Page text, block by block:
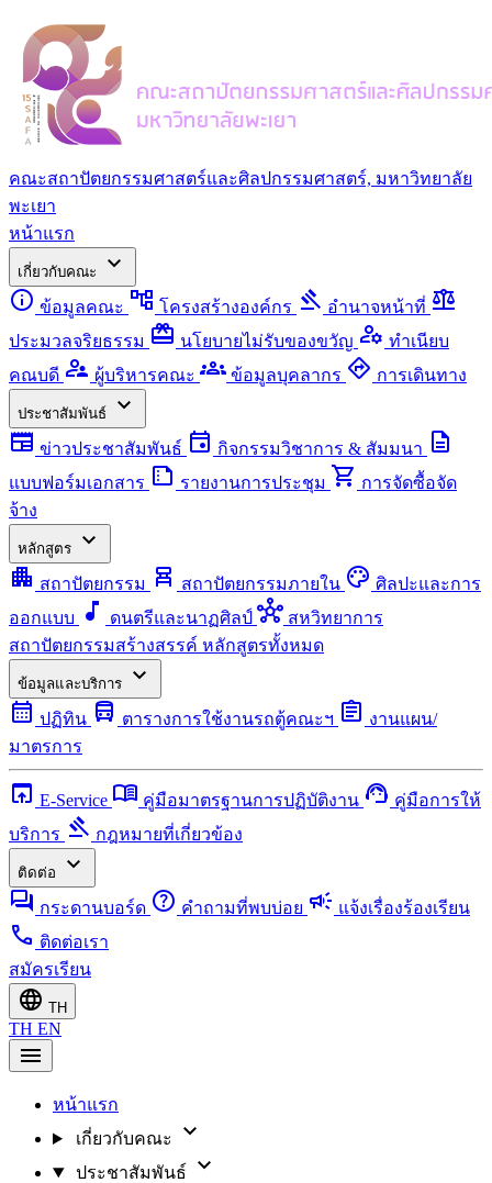
คณะสถาปัตยกรรมศาสตร์และศิลปกรรมศาสตร์, มหาวิทยาลัย
พะเยา
หน้าแรก
เกี่ยวกับคณะ
expand_more
info ข้อมูลคณะ account_tree โครงสร้างองค์กร gavel อำนาจหน้าที่ balance
ประมวลจริยธรรม redeem นโยบายไม่รับของขวัญ manage_accounts ทำเนียบ
คณบดี supervisor_account ผู้บริหารคณะ groups ข้อมูลบุคลากร directions การเดินทาง
ประชาสัมพันธ์
expand_more
newspaper ข่าวประชาสัมพันธ์ event กิจกรรมวิชาการ & สัมมนา description
แบบฟอร์มเอกสาร summarize รายงานการประชุม shopping_cart การจัดซื้อจัด
จ้าง
หลักสูตร
expand_more
apartment สถาปัตยกรรม chair_alt สถาปัตยกรรมภายใน palette ศิลปะและการ
ออกแบบ
music_note ดนตรีและนาฏศิลป์ hub สหวิทยาการ
สถาปัตยกรรมสร้างสรรค์ หลักสูตรทั้งหมด
ข้อมูลและบริการ
expand_more
calendar_month ปฏิทิน directions_bus ตารางการใช้งานรถตู้คณะฯ assignment งานแผน/
มาตรการ
open_in_browser E-Service menu_book คู่มือมาตรฐานการปฏิบัติงาน support_agent คู่มือการให้
บริการ gavel กฎหมายที่เกี่ยวข้อง
ติดต่อ
expand_more
forum กระดานบอร์ด help คำถามที่พบบ่อย campaign แจ้งเรื่องร้องเรียน
call ติดต่อเรา
สมัครเรียน
language TH
TH EN
menu
หน้าแรก
เกี่ยวกับคณะ
expand_more
ประชาสัมพันธ์ expand_more